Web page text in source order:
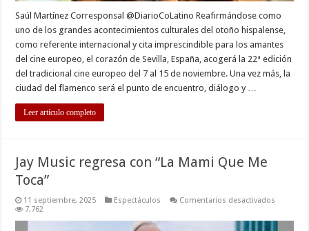
Saúl Martínez Corresponsal @DiarioCoLatino Reafirmándose como
uno de los grandes acontecimientos culturales del otoño hispalense,
como referente internacional y cita imprescindible para los amantes
del cine europeo, el corazón de Sevilla, España, acogerá la 22ª edición
del tradicional cine europeo del 7 al 15 de noviembre. Una vez más, la
ciudad del flamenco será el punto de encuentro, diálogo y …
Leer artículo completo
Jay Music regresa con “La Mami Que Me
Toca”
11 septiembre, 2025 Espectáculos Comentarios desactivados
7,762